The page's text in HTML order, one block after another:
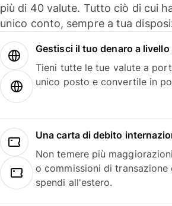
più di 40 valute. Tutto ciò di cui
unico conto, sempre a tua
Gestisci il tuo denaro a livello
Tieni tutte le tue valute a
unico posto e convertile in
Una carta di debito
Non temere più
o commissioni di transazione
spendi all'estero.